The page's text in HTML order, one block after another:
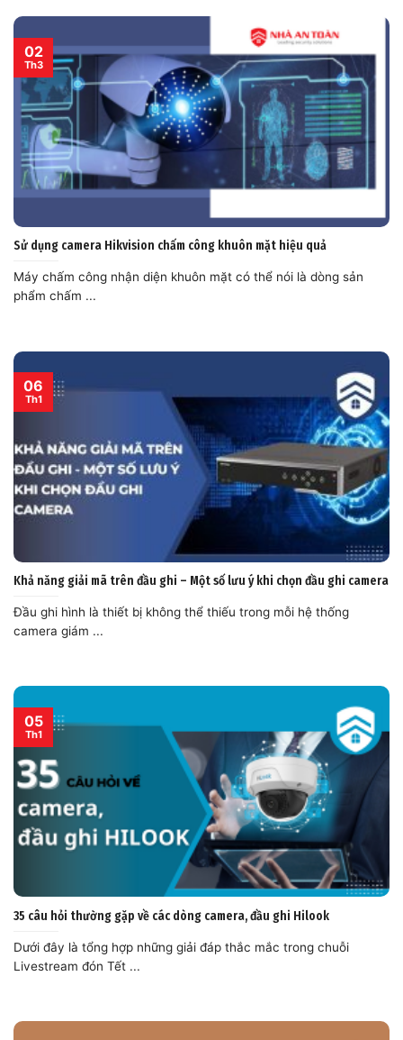
Sử dụng camera Hikvision chấm công khuôn mặt hiệu quả
Máy chấm công nhận diện khuôn mặt có thể nói là dòng sản
phẩm chấm ...
02
Th3
Khả năng giải mã trên đầu ghi – Một số lưu ý khi chọn đầu ghi camera
Đầu ghi hình là thiết bị không thể thiếu trong mỗi hệ thống
camera giám ...
06
Th1
35 câu hỏi thường gặp về các dòng camera, đầu ghi Hilook
Dưới đây là tổng hợp những giải đáp thắc mắc trong chuỗi
Livestream đón Tết ...
05
Th1